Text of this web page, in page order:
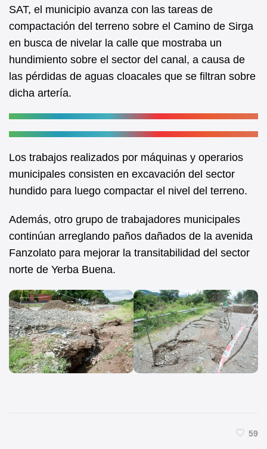
SAT, el municipio avanza con las tareas de
compactación del terreno sobre el Camino de Sirga
en busca de nivelar la calle que mostraba un
hundimiento sobre el sector del canal, a causa de
las pérdidas de aguas cloacales que se filtran sobre
dicha artería.
Los trabajos realizados por máquinas y operarios
municipales consisten en excavación del sector
hundido para luego compactar el nivel del terreno.
Además, otro grupo de trabajadores municipales
continúan arreglando paños dañados de la avenida
Fanzolato para mejorar la transitabilidad del sector
norte de Yerba Buena.
59